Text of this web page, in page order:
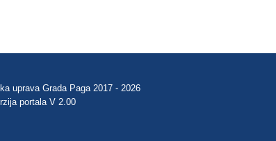
uprava Grada Paga 2017 - 2026
portala V 2.00